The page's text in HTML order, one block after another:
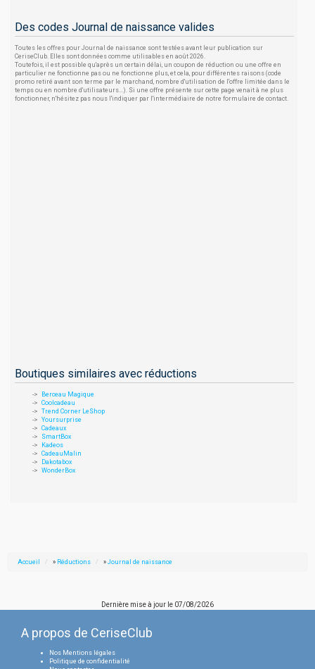
Des codes Journal de naissance valides
Toutes les offres pour Journal de naissance sont testées avant leur publication sur
CeriseClub. Elles sont données comme utilisables en août 2026.
Toutefois, il est possible qu'après un certain délai, un coupon de réduction ou une offre en
particulier ne fonctionne pas ou ne fonctionne plus, et cela, pour différentes raisons (code
promo retiré avant son terme par le marchand, nombre d'utilisation de l'offre limitée dans le
temps ou en nombre d'utilisateurs...). Si une offre présente sur cette page venait à ne plus
fonctionner, n'hésitez pas nous l'indiquer par l'intermédiaire de notre formulaire de contact.
Boutiques similaires avec réductions
Berceau Magique
Coolcadeau
Trend Corner LeShop
Yoursurprise
Cadeaux
SmartBox
Kadeos
CadeauMalin
Dakotabox
WonderBox
Accueil » Réductions » Journal de naissance
Dernière mise à jour le 07/08/2026
A propos de CeriseClub
Nos Mentions légales
Politique de confidentialité